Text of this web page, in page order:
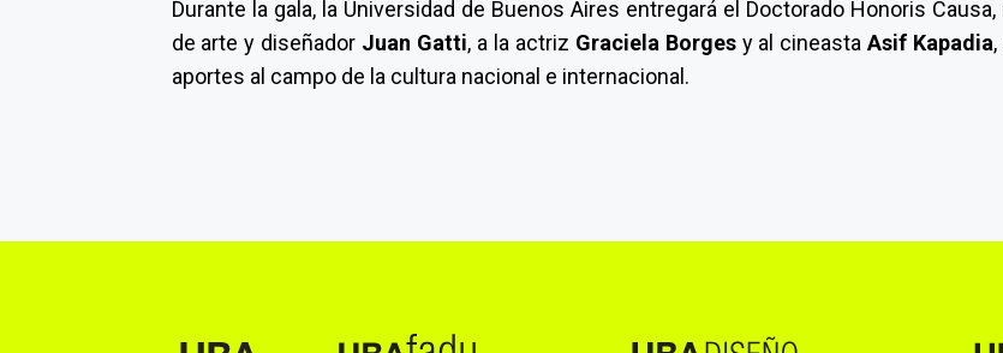
Durante la gala, la Universidad de Buenos Aires entregará el Doctorado Honoris
de arte y diseñador Juan Gatti, a la actriz Graciela Borgesy al cineastaAsif Kapadia
aportes al campo de la cultura nacional e internacional.